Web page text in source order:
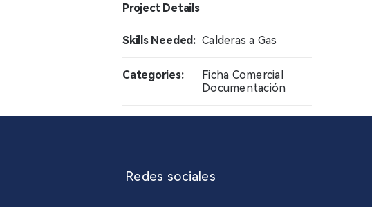
Project Details
Skills Needed: Calderas a Gas
Categories:
Ficha Comercial
Documentación
Redes sociales